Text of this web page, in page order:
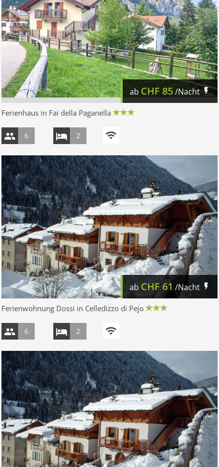
ab CHF 85/Nacht
Ferienhaus in Fai della Paganella
6 2
ab CHF 61 /Nacht
Ferienwohnung Dossi in Celledizzo di Pejo
6 2